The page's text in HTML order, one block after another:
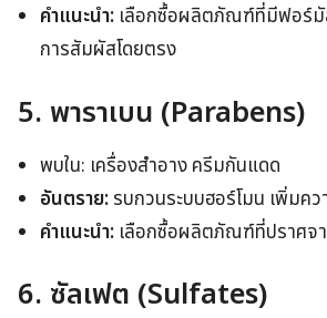
คำแนะนำ: เลือกซื้อผลิตภัณฑ์ที่มีฟอร์มั
การสัมผัสโดยตรง
5. พาราเบน (Parabens)
พบใน: เครื่องสำอาง ครีมกันแดด
อันตราย:รบกวนระบบฮอร์โมน เพิ่มคว
คำแนะนำ: เลือกซื้อผลิตภัณฑ์ที่ปราศจ
6. ซัลเฟต (Sulfates)